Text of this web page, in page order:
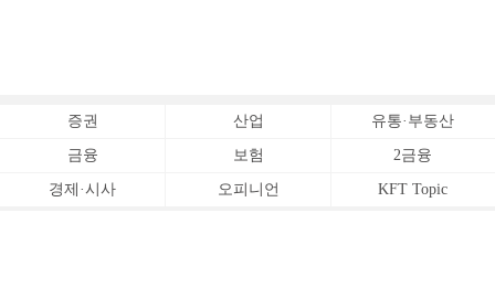
증권 산업 유통·부동산
금융 보험 2금융
경제·시사 오피니언 KFT Topic